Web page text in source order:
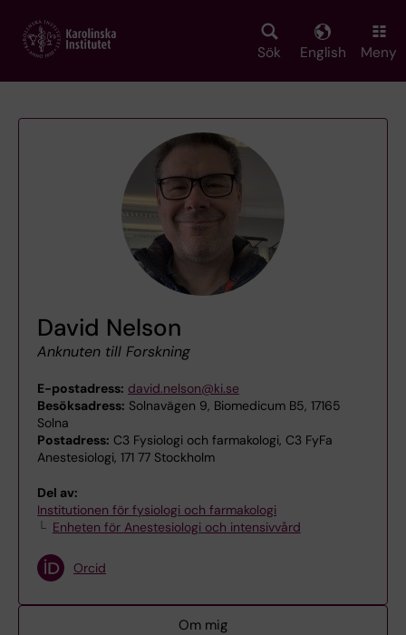
main
Sök English Meny
David Nelson
Anknuten till Forskning
E-postadress: david.nelson@ki.se
Besöksadress: Solnavägen 9, Biomedicum B5, 17165
Solna
Postadress: C3 Fysiologi och farmakologi, C3 FyFa
Anestesiologi, 171 77 Stockholm
Del av:
Institutionen för fysiologi och farmakologi
Enheten för Anestesiologi och intensivvård
Orcid
Om mig